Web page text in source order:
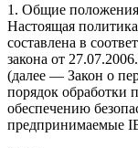
1. Общие положения
Настоящая
составлена в
закона от
(далее — Закон о
порядок обработки
обеспечению
предпринимаемые